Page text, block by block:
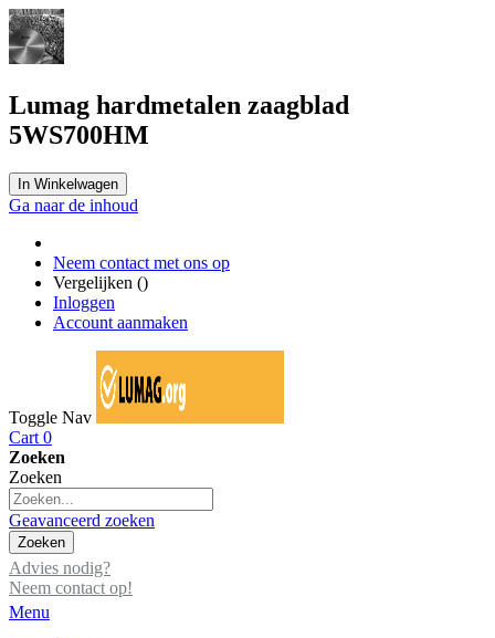
Lumag hardmetalen zaagblad
5WS700HM
In Winkelwagen
Ga naar de inhoud
Neem contact met ons op
Vergelijken ()
Inloggen
Account aanmaken
Toggle Nav
Cart 0
Zoeken
Zoeken
Geavanceerd zoeken
Zoeken
Advies nodig?
Neem contact op!
Menu